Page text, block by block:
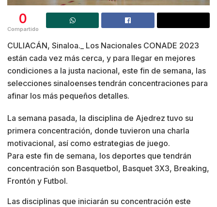
0
Compartido
CULIACÁN, Sinaloa._ Los Nacionales CONADE 2023
están cada vez más cerca, y para llegar en mejores
condiciones a la justa nacional, este fin de semana, las
selecciones sinaloenses tendrán concentraciones para
afinar los más pequeños detalles.
La semana pasada, la disciplina de Ajedrez tuvo su
primera concentración, donde tuvieron una charla
motivacional, así como estrategias de juego.
Para este fin de semana, los deportes que tendrán
concentración son Basquetbol, Basquet 3X3, Breaking,
Frontón y Futbol.
Las disciplinas que iniciarán su concentración este